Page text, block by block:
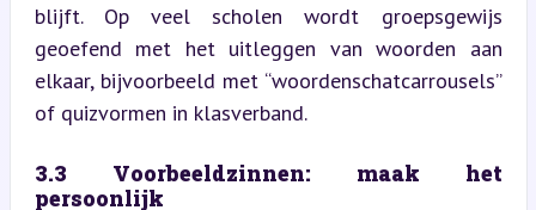
blijft. Op veel scholen wordt groepsgewijs
geoefend met het uitleggen van woorden aan
elkaar, bijvoorbeeld met “woordenschatcarrousels”
of quizvormen in klasverband.
3.3 Voorbeeldzinnen: maak het
persoonlijk